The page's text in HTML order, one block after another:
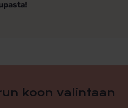
koon valintaan